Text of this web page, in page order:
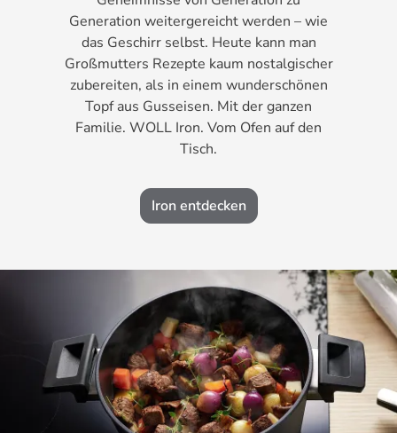
Generation weitergereicht werden – wie
das Geschirr selbst. Heute kann man
Großmutters Rezepte kaum nostalgischer
zubereiten, als in einem wunderschönen
Topf aus Gusseisen. Mit der ganzen
Familie. WOLL Iron. Vom Ofen auf den
Tisch.
Iron entdecken